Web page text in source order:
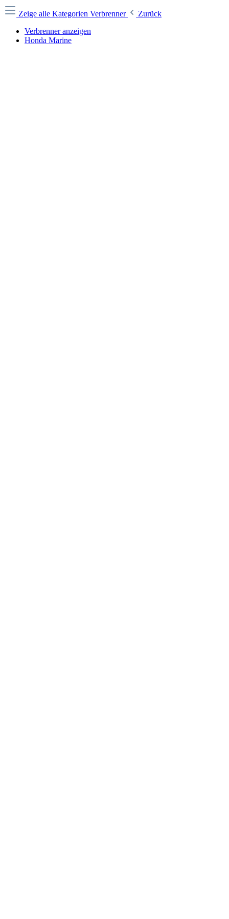
Zeige alle Kategorien Verbrenner
Zurück
Verbrenner anzeigen
Honda Marine